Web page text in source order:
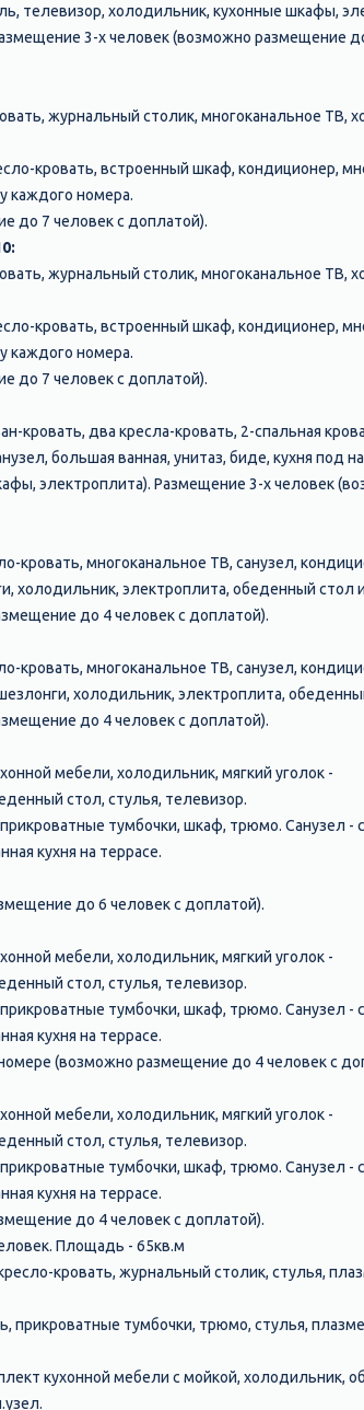
телевизор, холодильник, кухонные шкафы,
3-х человек (возможно размещение
журнальный столик, многоканальное ТВ,
кровать, встроенный шкаф, кондиционер,
каждого номера.
до 7 человек с доплатой).
журнальный столик, многоканальное ТВ,
кровать, встроенный шкаф, кондиционер,
каждого номера.
до 7 человек с доплатой).
кровать, два кресла-кровать, 2-спальная
большая ванная, унитаз, биде, кухня под
электроплита). Размещение 3-х человек
кровать, многоканальное ТВ, санузел,
холодильник, электроплита, обеденный стол и
до 4 человек с доплатой).
кровать, многоканальное ТВ, санузел,
холодильник, электроплита,
до 4 человек с доплатой).
мебели, холодильник, мягкий уголок -
стол, стулья, телевизор.
прикроватные тумбочки, шкаф, трюмо. Санузел
кухня на террасе.
до 6 человек с доплатой).
мебели, холодильник, мягкий уголок -
стол, стулья, телевизор.
прикроватные тумбочки, шкаф, трюмо. Санузел
кухня на террасе.
(возможно размещение до 4 человек с
мебели, холодильник, мягкий уголок -
стол, стулья, телевизор.
прикроватные тумбочки, шкаф, трюмо. Санузел
кухня на террасе.
до 4 человек с доплатой).
Площадь - 65кв.м
кровать, журнальный столик, стулья,
прикроватные тумбочки, трюмо, стулья,
кухонной мебели с мойкой, холодильник,